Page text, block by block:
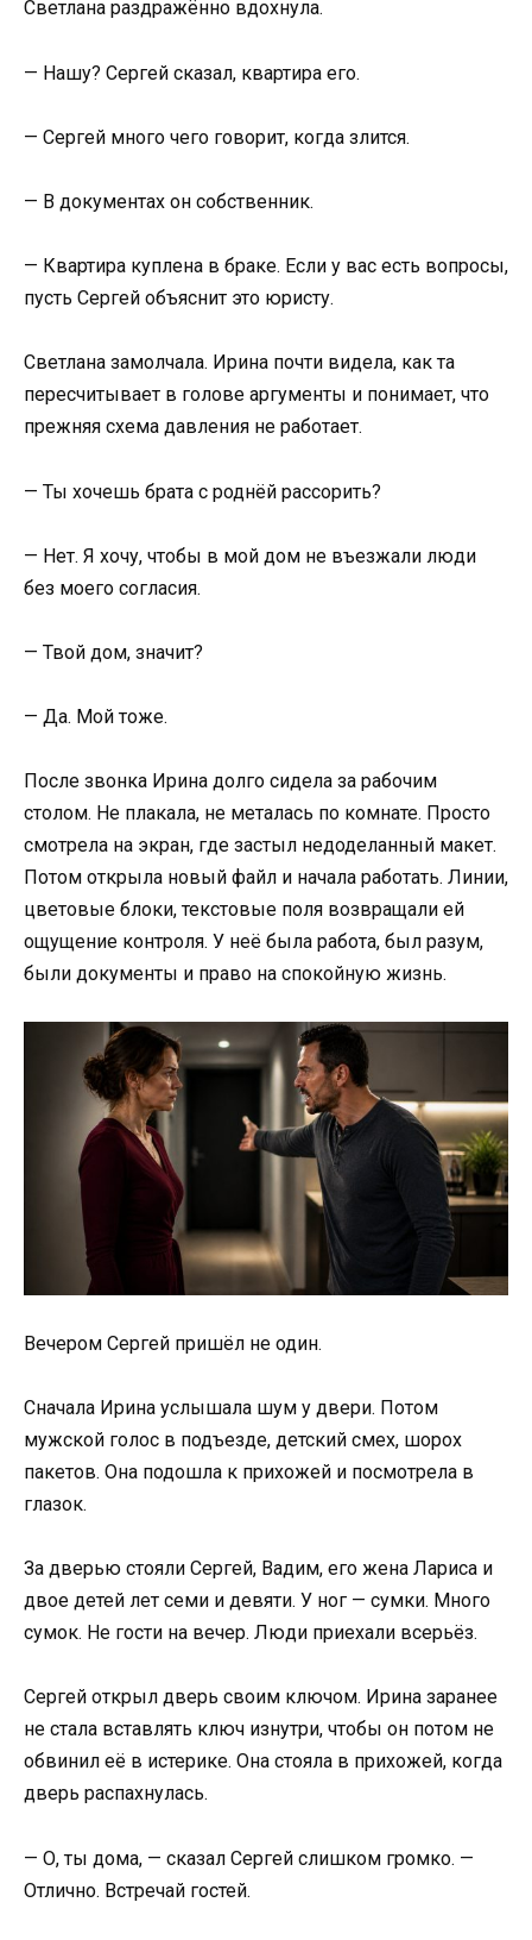
Светлана раздражённо вдохнула.
— Нашу? Сергей сказал, квартира его.
— Сергей много чего говорит, когда злится.
— В документах он собственник.
— Квартира куплена в браке. Если у вас есть вопросы,
пусть Сергей объяснит это юристу.
Светлана замолчала. Ирина почти видела, как та
пересчитывает в голове аргументы и понимает, что
прежняя схема давления не работает.
— Ты хочешь брата с роднёй рассорить?
— Нет. Я хочу, чтобы в мой дом не въезжали люди
без моего согласия.
— Твой дом, значит?
— Да. Мой тоже.
После звонка Ирина долго сидела за рабочим
столом. Не плакала, не металась по комнате. Просто
смотрела на экран, где застыл недоделанный макет.
Потом открыла новый файл и начала работать. Линии,
цветовые блоки, текстовые поля возвращали ей
ощущение контроля. У неё была работа, был разум,
были документы и право на спокойную жизнь.
Вечером Сергей пришёл не один.
Сначала Ирина услышала шум у двери. Потом
мужской голос в подъезде, детский смех, шорох
пакетов. Она подошла к прихожей и посмотрела в
глазок.
За дверью стояли Сергей, Вадим, его жена Лариса и
двое детей лет семи и девяти. У ног — сумки. Много
сумок. Не гости на вечер. Люди приехали всерьёз.
Сергей открыл дверь своим ключом. Ирина заранее
не стала вставлять ключ изнутри, чтобы он потом не
обвинил её в истерике. Она стояла в прихожей, когда
дверь распахнулась.
— О, ты дома, — сказал Сергей слишком громко. —
Отлично. Встречай гостей.